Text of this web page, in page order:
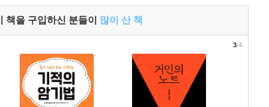
책을 구입하신 분들이 많이 산 책
3/4